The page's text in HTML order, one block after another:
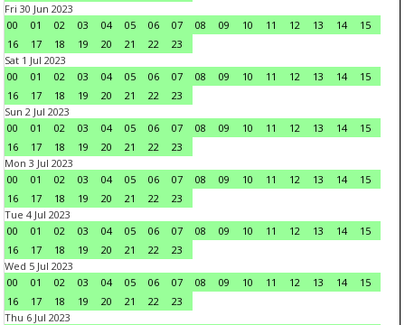
Fri 30 Jun 2023
00
01 02 03 04 05 06 07 08 09 10 11 12 13 14
15
16
17 18 19 20 21 22
23
Sat 1 Jul 2023
00
01 02 03 04 05 06 07 08 09 10 11 12 13 14
15
16
17 18 19 20 21 22
23
Sun 2 Jul 2023
00
01 02 03 04 05 06 07 08 09 10 11 12 13 14
15
16
17 18 19 20 21 22
23
Mon 3 Jul 2023
00
01 02 03 04 05 06 07 08 09 10 11 12 13 14
15
16
17 18 19 20 21 22
23
Tue 4 Jul 2023
00
01 02 03 04 05 06 07 08 09 10 11 12 13 14
15
16
17 18 19 20 21 22
23
Wed 5 Jul 2023
00
01 02 03 04 05 06 07 08 09 10 11 12 13 14
15
16
17 18 19 20 21 22
23
Thu 6 Jul 2023